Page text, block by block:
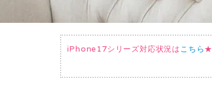
iPhone17シリーズ対応状況はこちら★